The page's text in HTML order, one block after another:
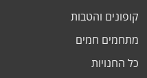
קופונים והטבות
מתחמים חמים
כל החנויות